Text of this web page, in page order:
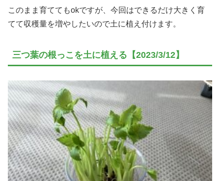
このまま育ててもokですが、今回はできるだけ大きく育
てて収穫量を増やしたいので土に植え付けます。
三つ葉の根っこを土に植える【2023/3/12】